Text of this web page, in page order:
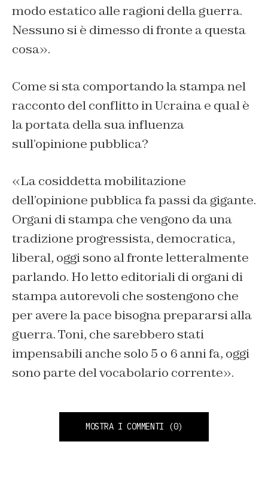
modo estatico alle ragioni della guerra.
Nessuno si è dimesso di fronte a questa
cosa».
Come si sta comportando la stampa nel
racconto del conflitto in Ucraina e qual è
la portata della sua influenza
sull’opinione pubblica?
«La cosiddetta mobilitazione
dell’opinione pubblica fa passi da gigante.
Organi di stampa che vengono da una
tradizione progressista, democratica,
liberal, oggi sono al fronte letteralmente
parlando. Ho letto editoriali di organi di
stampa autorevoli che sostengono che
per avere la pace bisogna prepararsi alla
guerra. Toni, che sarebbero stati
impensabili anche solo 5 o 6 anni fa, oggi
sono parte del vocabolario corrente».
MOSTRA I COMMENTI (0)